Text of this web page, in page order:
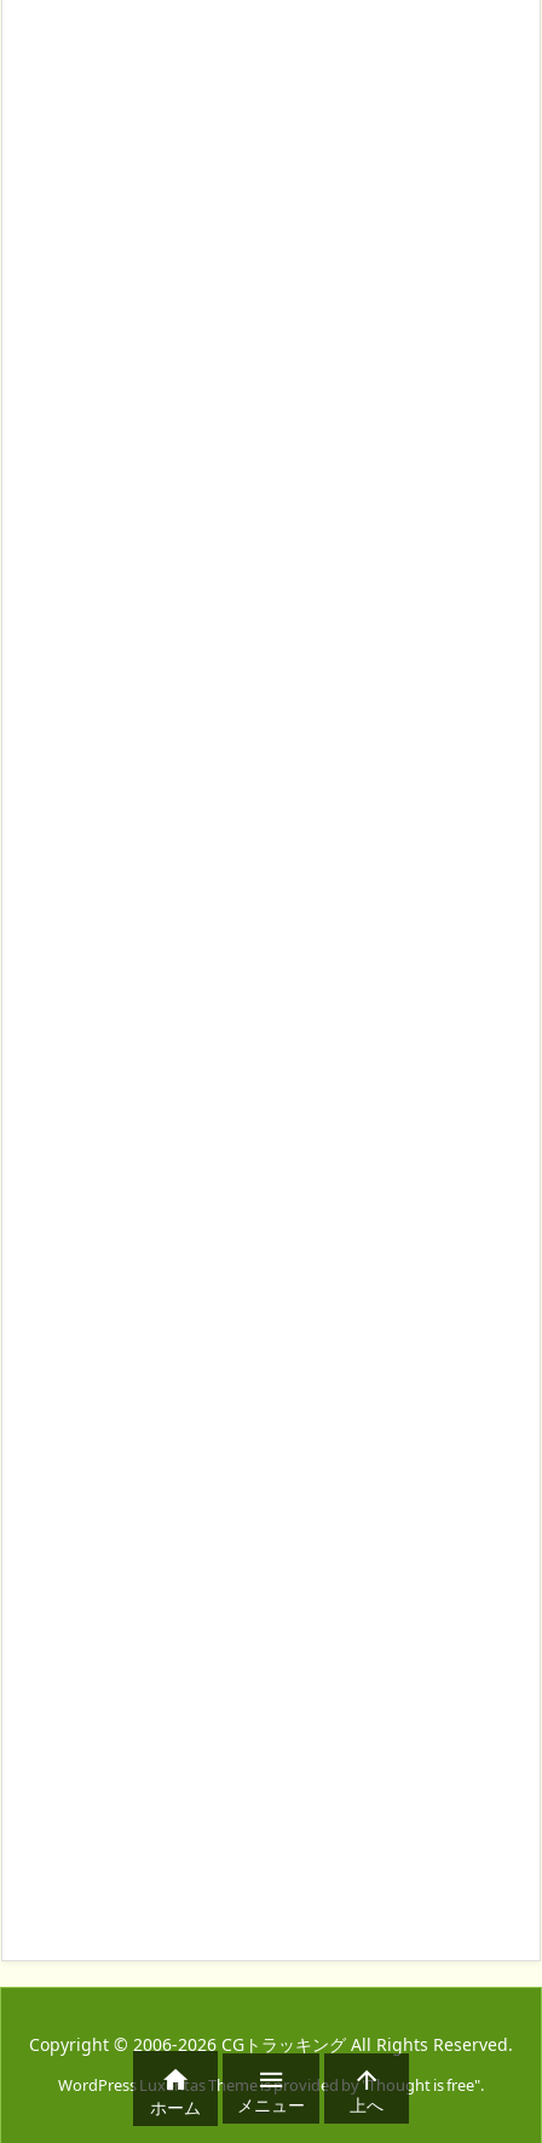
Copyright © 2006-2026 CGトラッキング All Rights Reserved.
WordPress Luxeritas Theme is provided by "Thought is free".

ホーム

メニュー

上へ